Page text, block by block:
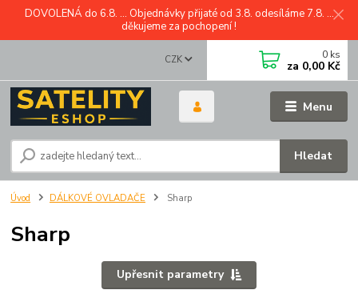
DOVOLENÁ do 6.8. ... Objednávky přijaté od 3.8. odesíláme 7.8. ...
děkujeme za pochopení !
Menu
CZK
Hledat
0 ks
za 0,00 Kč
Úvod DÁLKOVÉ OVLADAČE Sharp
Sharp
Upřesnit parametry